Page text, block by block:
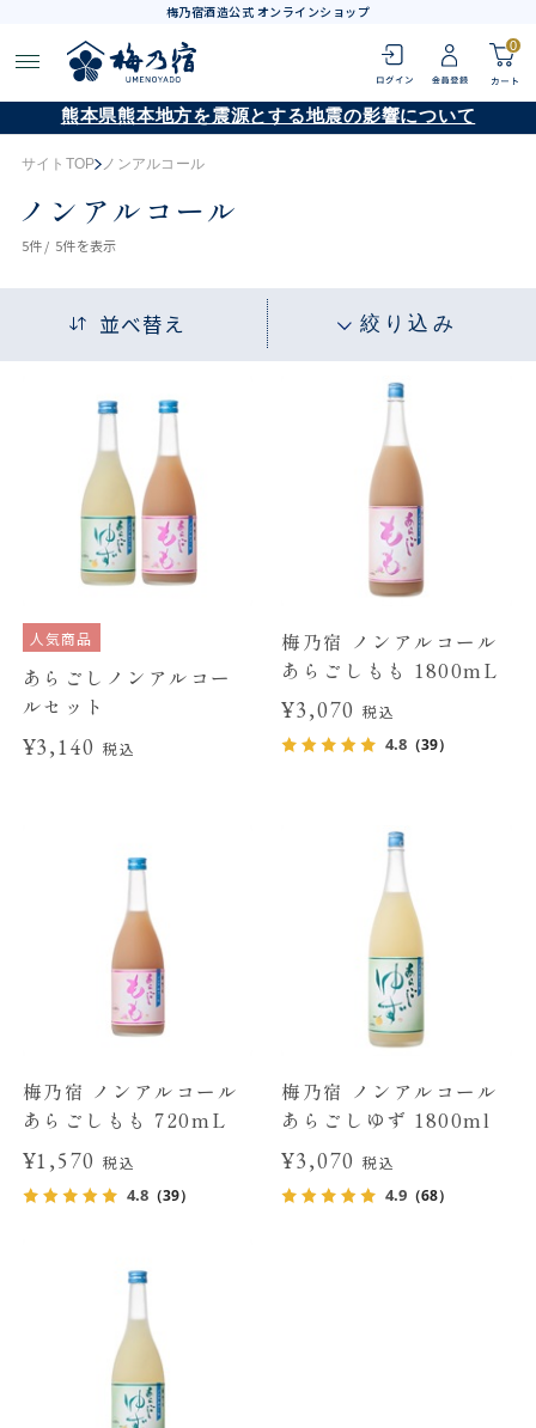
梅乃宿酒造公式 オンラインショップ
0
熊本県熊本地方を震源とする地震の影響について
サイトTOP ノンアルコール
ノンアルコール
5件 / 5件を表示
並べ替え 絞り込み
人気商品
あらごしノンアルコー
ルセット
¥3,140税込
梅乃宿 ノンアルコール
あらごしもも 1800mL
¥3,070 税込
4.8 （39）
梅乃宿 ノンアルコール
あらごしもも 720mL
¥1,570税込
4.8（39）
梅乃宿 ノンアルコール
あらごしゆず 1800ml
¥3,070 税込
4.9 （68）